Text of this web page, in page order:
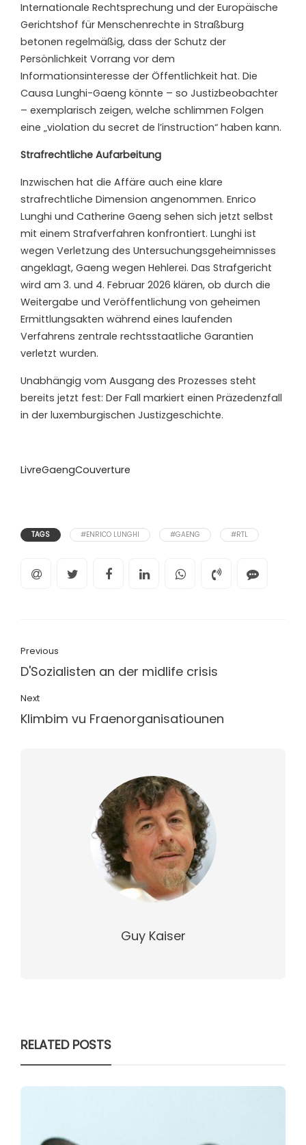
Internationale Rechtsprechung und der Europäische
Gerichtshof für Menschenrechte in Straßburg
betonen regelmäßig, dass der Schutz der
Persönlichkeit Vorrang vor dem
Informationsinteresse der Öffentlichkeit hat. Die
Causa Lunghi-Gaeng könnte – so Justizbeobachter
– exemplarisch zeigen, welche schlimmen Folgen
eine „violation du secret de l’instruction“ haben kann.
Strafrechtliche Aufarbeitung
Inzwischen hat die Affäre auch eine klare
strafrechtliche Dimension angenommen. Enrico
Lunghi und Catherine Gaeng sehen sich jetzt selbst
mit einem Strafverfahren konfrontiert. Lunghi ist
wegen Verletzung des Untersuchungsgeheimnisses
angeklagt, Gaeng wegen Hehlerei. Das Strafgericht
wird am 3. und 4. Februar 2026 klären, ob durch die
Weitergabe und Veröffentlichung von geheimen
Ermittlungsakten während eines laufenden
Verfahrens zentrale rechtsstaatliche Garantien
verletzt wurden.
Unabhängig vom Ausgang des Prozesses steht
bereits jetzt fest: Der Fall markiert einen Präzedenzfall
in der luxemburgischen Justizgeschichte.
LivreGaengCouverture
TAGS #ENRICO LUNGHI #GAENG #RTL
Previous
D'Sozialisten an der midlife crisis
Next
Klimbim vu Fraenorganisatiounen
Guy Kaiser
RELATED POSTS